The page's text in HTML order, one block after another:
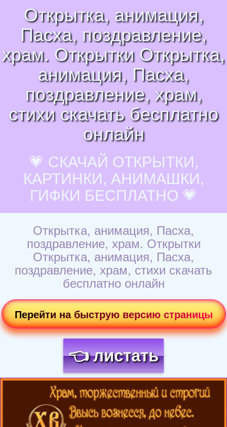
Открытка, анимация,
Пасха, поздравление,
храм. Открытки Открытка,
анимация, Пасха,
поздравление, храм,
стихи скачать бесплатно
онлайн
💗 СКАЧАЙ ОТКРЫТКИ,
КАРТИНКИ, АНИМАШКИ,
ГИФКИ БЕСПЛАТНО 💗
Открытка, анимация, Пасха,
поздравление, храм. Открытки
Открытка, анимация, Пасха,
поздравление, храм, стихи скачать
бесплатно онлайн
Перейти на быструю версию страницы
👈 листать
Загрузка картинки...